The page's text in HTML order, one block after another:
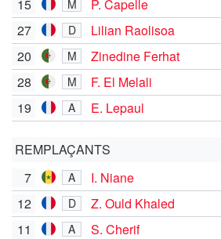
15 M P. Capelle
27 D Lilian Raolisoa
20 M Zinedine Ferhat
28 M F. El Melali
19 A E. Lepaul
REMPLAÇANTS
7
A I. Niane
12 D Z. Ould Khaled
11 A S. Cherif